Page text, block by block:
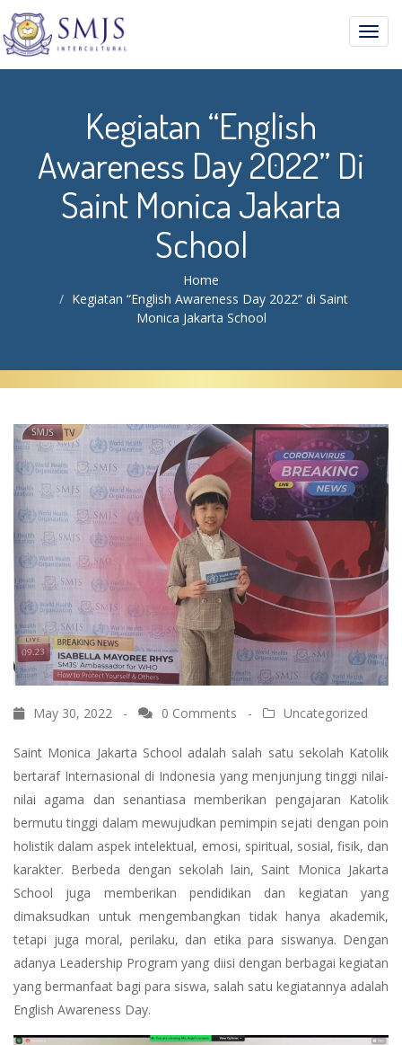
Kegiatan “English
Awareness Day 2022” Di
Saint Monica Jakarta
School
Home
Kegiatan “English Awareness Day 2022” di Saint
Monica Jakarta School
May 30, 2022 - 0 Comments - Uncategorized
Saint Monica Jakarta School adalah salah satu sekolah Katolik
bertaraf Internasional di Indonesia yang menjunjung tinggi nilai-
nilai agama dan senantiasa memberikan pengajaran Katolik
bermutu tinggi dalam mewujudkan pemimpin sejati dengan poin
holistik dalam aspek intelektual, emosi, spiritual, sosial, fisik, dan
karakter. Berbeda dengan sekolah lain, Saint Monica Jakarta
School juga memberikan pendidikan dan kegiatan yang
dimaksudkan untuk mengembangkan tidak hanya akademik,
tetapi juga moral, perilaku, dan etika para siswanya. Dengan
adanya Leadership Program yang diisi dengan berbagai kegiatan
yang bermanfaat bagi para siswa, salah satu kegiatannya adalah
English Awareness Day.